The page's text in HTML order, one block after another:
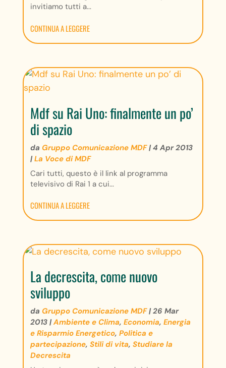
invitiamo tutti a...
CONTINUA A LEGGERE
Mdf su Rai Uno: finalmente un po’
di spazio
da Gruppo Comunicazione MDF|4 Apr 2013
|La Voce di MDF
Cari tutti, questo è il link al programma
televisivo di Rai 1 a cui...
CONTINUA A LEGGERE
La decrescita, come nuovo
sviluppo
da Gruppo Comunicazione MDF|26 Mar
2013|Ambiente e Clima, Economia, Energia
e Risparmio Energetico, Politica e
partecipazione, Stili di vita, Studiare la
Decrescita